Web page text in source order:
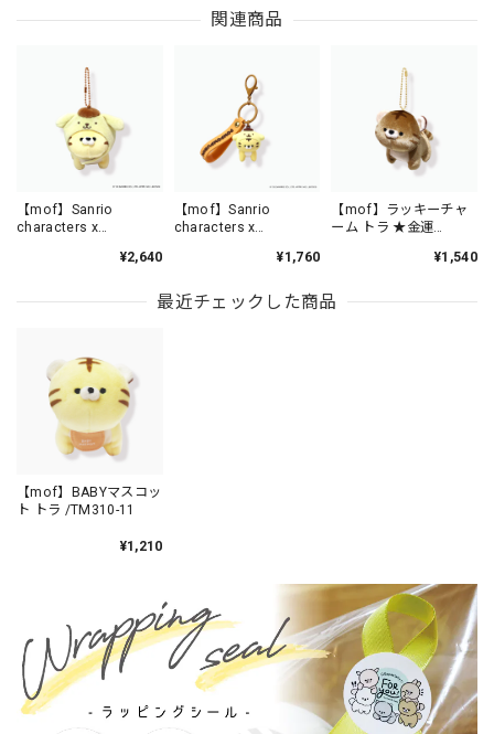
関連商品
【mof】Sanrio
characters x
しマスコットチャーム
/ MFS901-5
¥2,640
【mof】Sanrio
characters x
しPVCキーホルダー
/ MFS006-5
¥1,760
【mof】ラッキーチャ
ーム トラ ★金運
¥1,540
最近チェックした商品
【mof】BABYマスコッ
ト トラ /TM310-11
¥1,210